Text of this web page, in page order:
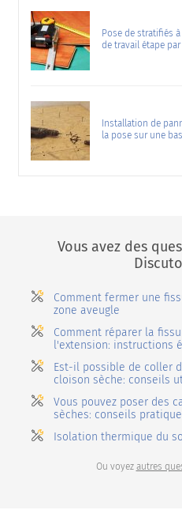
Pose de stratifiés
de travail étape par
Installation de
la pose sur une
Vous avez des
Comment fermer une
zone aveugle
Comment réparer la
l'extension: instructions
Est-il possible de coller
cloison sèche: conseils
Vous pouvez poser des
sèches: conseils
Isolation thermique du
Ou voyez autres